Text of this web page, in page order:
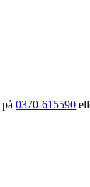
på0370-615590